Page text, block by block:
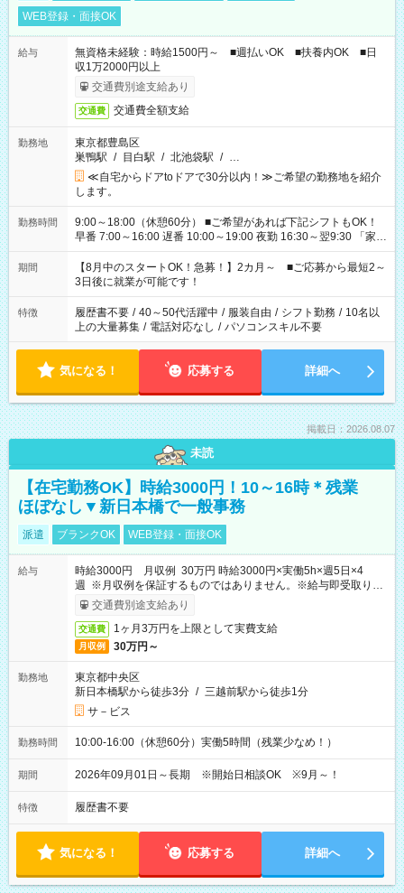
WEB登録・面接OK
給与
無資格未経験：時給1500円～ ■週払いOK ■扶養内OK ■日
収1万2000円以上
交通費別途支給あり
交通費 交通費全額支給
勤務地
東京都豊島区
巣鴨駅 / 目白駅 / 北池袋駅 / …
≪自宅からドアtoドアで30分以内！≫ご希望の勤務地を紹介
します。
勤務時間
9:00～18:00（休憩60分） ■ご希望があれば下記シフトもOK！
早番 7:00～16:00 遅番 10:00～19:00 夜勤 16:30～翌9:30 「家族
と休みを合わせたい」 「余裕を持って夕飯の準備がしたい」
「できれば残業はしたくない」 など、ご希望を教えてください
ね。 ※Wワーク希望の方へ 今ご覧のお仕事で希望する勤務時間
と、もう1つのお仕事の勤務時間。 合計で週40時間を超える場
合は応募できません。
期間
【8月中のスタートOK！急募！】2カ月～ ■ご応募から最短2～
3日後に就業が可能です！
特徴 履歴書不要 / 40～50代活躍中 / 服装自由 / シフト勤務 / 10名以
上の大量募集 / 電話対応なし / パソコンスキル不要
気になる！ 応募する 詳細へ
掲載日：2026.08.07
未読
【在宅勤務OK】時給3000円！10～16時＊残業
ほぼなし▼新日本橋で一般事務
派遣 ブランクOK WEB登録・面接OK
給与
時給3000円 月収例 30万円 時給3000円×実働5h×週5日×4
週 ※月収例を保証するものではありません。※給与即受取りサ
ービス利用可（利用条件有）
交通費別途支給あり
交通費 1ヶ月3万円を上限として実費支給
月収例 30万円～
勤務地
東京都中央区
新日本橋駅から徒歩3分 / 三越前駅から徒歩1分
サ－ビス
勤務時間 10:00-16:00（休憩60分）実働5時間（残業少なめ！）
期間 2026年09月01日～長期 ※開始日相談OK ※9月～！
特徴 履歴書不要
気になる！ 応募する 詳細へ